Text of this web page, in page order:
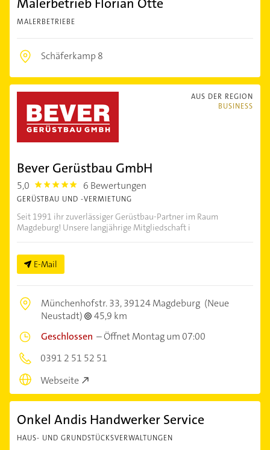
MALERBETRIEBE
Schäferkamp 8
AUS DER REGION
BUSINESS
Bever Gerüstbau GmbH
5,0 5.0 6 Bewertungen
GERÜSTBAU UND -VERMIETUNG
Seit 1991 ihr zuverlässiger Gerüstbau-Partner im Raum
Magdeburg! Unsere langjährige Mitgliedschaft i
E-Mail
Münchenhofstr. 33,39124 Magdeburg (Neue
Neustadt)
45,9 km
Geschlossen –Öffnet Montag um 07:00
0391 2 51 52 51
Webseite
Onkel Andis Handwerker Service
HAUS- UND GRUNDSTÜCKSVERWALTUNGEN